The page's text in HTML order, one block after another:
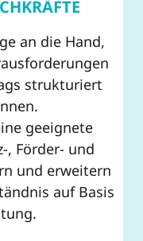
an die Hand,
strukturiert
geeignete
, Förder- und
und erweitern
auf Basis